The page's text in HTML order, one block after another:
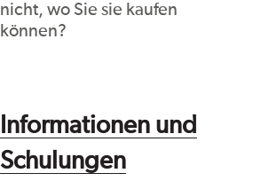
nicht, wo Sie sie kaufen
können?
Informationen und
Schulungen